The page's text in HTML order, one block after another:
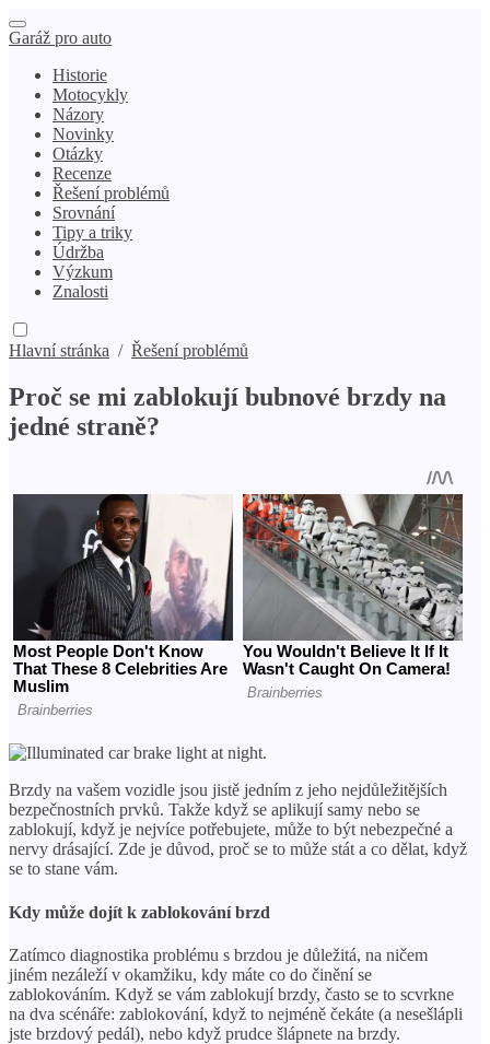
Garáž pro auto
Historie
Motocykly
Názory
Novinky
Otázky
Recenze
Řešení problémů
Srovnání
Tipy a triky
Údržba
Výzkum
Znalosti
Hlavní stránka / Řešení problémů
Proč se mi zablokují bubnové brzdy na
jedné straně?
Brzdy na vašem vozidle jsou jistě jedním z jeho nejdůležitějších
bezpečnostních prvků. Takže když se aplikují samy nebo se
zablokují, když je nejvíce potřebujete, může to být nebezpečné a
nervy drásající. Zde je důvod, proč se to může stát a co dělat, když
se to stane vám.
Kdy může dojít k zablokování brzd
Zatímco diagnostika problému s brzdou je důležitá, na ničem
jiném nezáleží v okamžiku, kdy máte co do činění se
zablokováním. Když se vám zablokují brzdy, často se to scvrkne
na dva scénáře: zablokování, když to nejméně čekáte (a nesešlápli
jste brzdový pedál), nebo když prudce šlápnete na brzdy.